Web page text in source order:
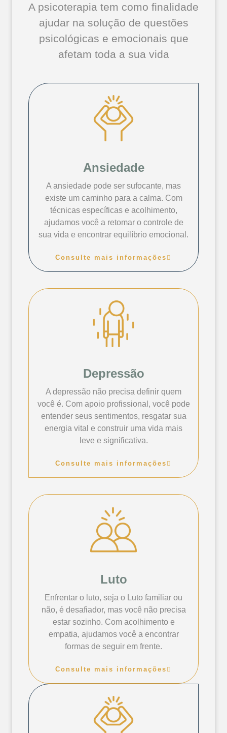
A psicoterapia tem como finalidade
ajudar na solução de questões
psicológicas e emocionais que
afetam toda a sua vida
Ansiedade
A ansiedade pode ser sufocante, mas
existe um caminho para a calma. Com
técnicas específicas e acolhimento,
ajudamos você a retomar o controle de
sua vida e encontrar equilíbrio emocional.
Consulte mais informações
Depressão
A depressão não precisa definir quem
você é. Com apoio profissional, você pode
entender seus sentimentos, resgatar sua
energia vital e construir uma vida mais
leve e significativa.
Consulte mais informações
Luto
Enfrentar o luto, seja o Luto familiar ou
não, é desafiador, mas você não precisa
estar sozinho. Com acolhimento e
empatia, ajudamos você a encontrar
formas de seguir em frente.
Consulte mais informações